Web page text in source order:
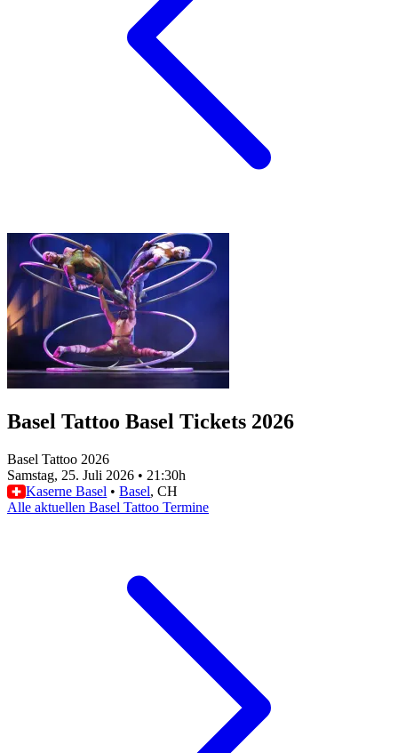
Basel Tattoo Basel Tickets 2026
Basel Tattoo 2026
Samstag, 25. Juli 2026 • 21:30h
Kaserne Basel • Basel, CH
Alle aktuellen Basel Tattoo Termine